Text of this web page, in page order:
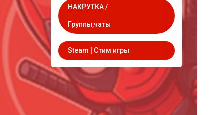
НАКРУТКА /
Группы,чаты
Steam | Стим игры